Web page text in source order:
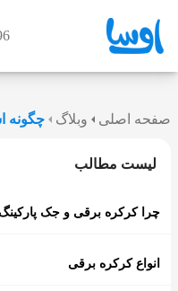
صفحه اصلی وبلاگ چگونه
لیست مطالب
چرا کرکره برقی و جک
انواع کرکره برقی